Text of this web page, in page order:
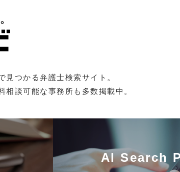
つかる弁護士検索サイト。
談可能な事務所も多数掲載中。
AI Search